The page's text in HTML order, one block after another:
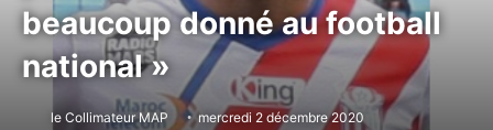
beaucoup donné au football
national »
le Collimateur MAP mercredi 2 décembre 2020